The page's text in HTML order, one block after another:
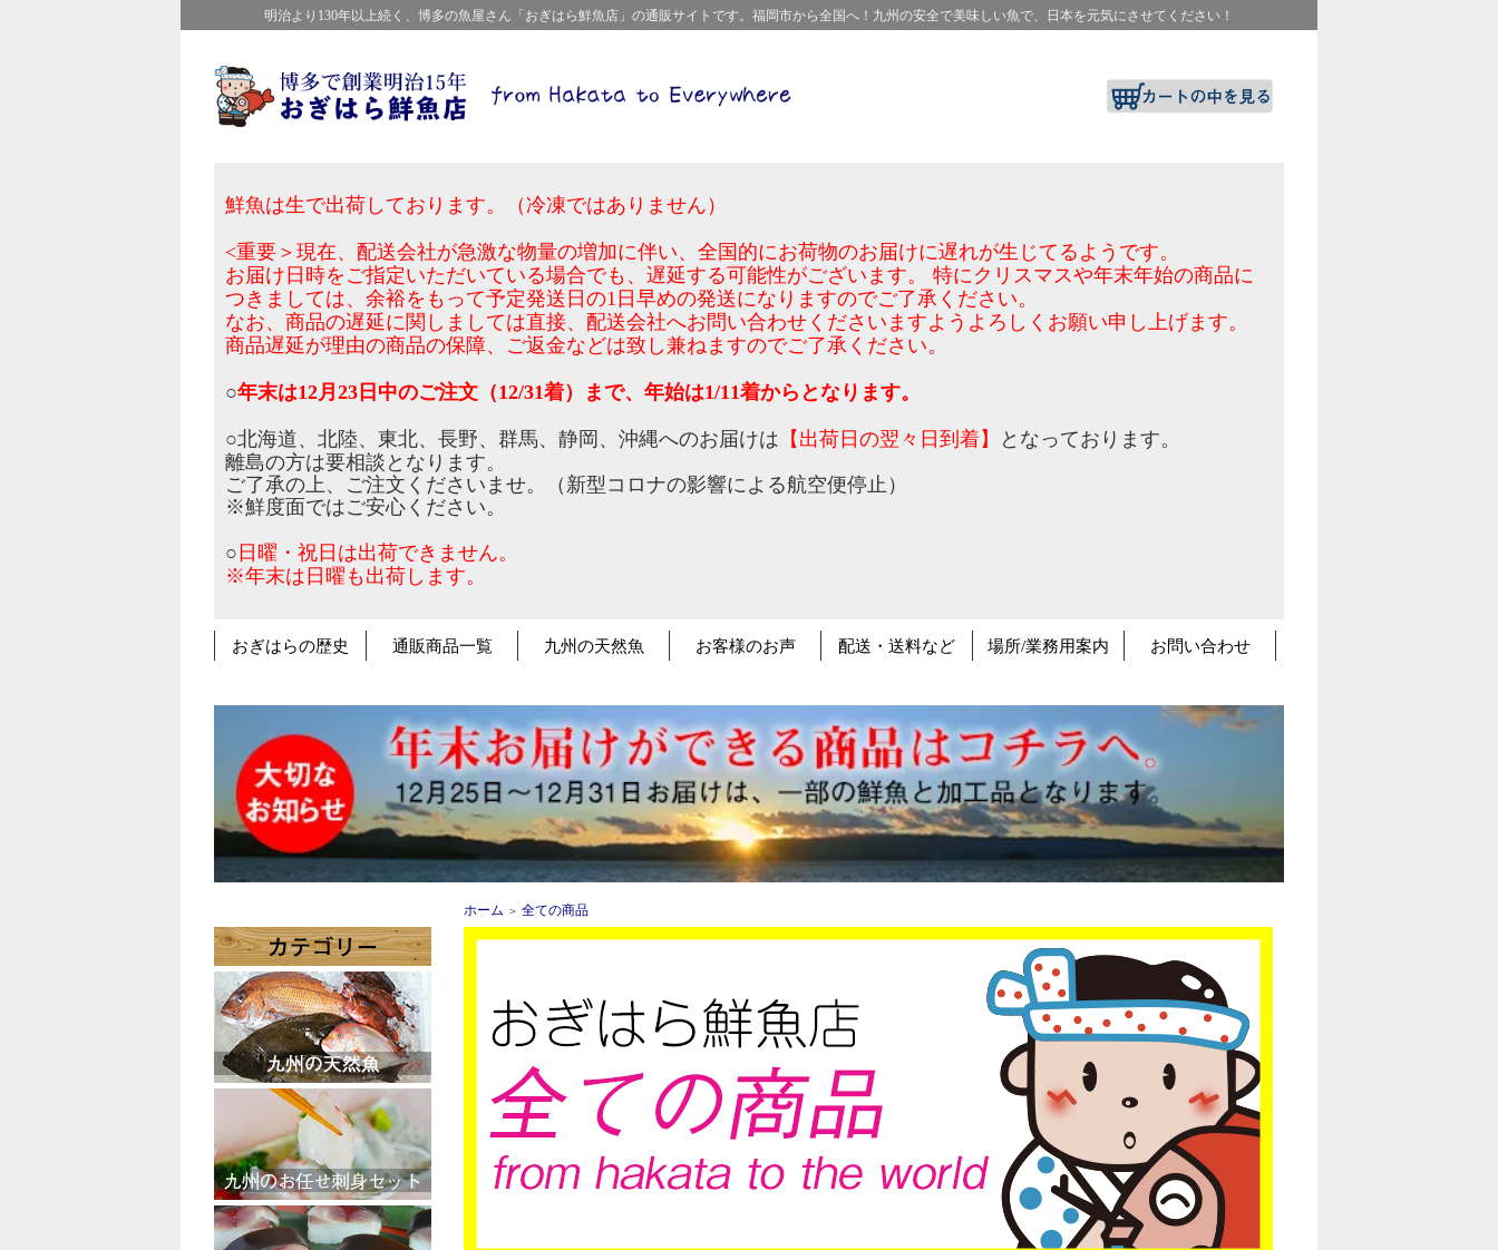
明治より130年以上続く、博多の魚屋さん「おぎはら鮮魚店」の通販サイトです。福岡市から全国へ！九州の安全で美味しい魚で、日本を元気にさせてください！
鮮魚は生で出荷しております。（冷凍ではありません）
<重要＞現在、配送会社が急激な物量の増加に伴い、全国的にお荷物のお届けに遅れが生じてるようです。
お届け日時をご指定いただいている場合でも、遅延する可能性がございます。 特にクリスマスや年末年始の商品に
つきましては、余裕をもって予定発送日の1日早めの発送になりますのでご了承ください。
なお、商品の遅延に関しましては直接、配送会社へお問い合わせくださいますようよろしくお願い申し上げます。
商品遅延が理由の商品の保障、ご返金などは致し兼ねますのでご了承ください。
○年末は12月23日中のご注文（12/31着）まで、年始は1/11着からとなります。
○北海道、北陸、東北、長野、群馬、静岡、沖縄へのお届けは 【出荷日の翌々日到着】
となっております。
離島の方は要相談となります。
ご了承の上、ご注文くださいませ。（新型コロナの影響による航空便停止）
※鮮度面ではご安心ください。
○ 日曜・祝日は出荷できません。
※年末は日曜も出荷します。
おぎはらの歴史 通販商品一覧 九州の天然魚 お客様のお声 配送・送料など 場所/業務用案内 お問い合わせ
ホーム ＞ 全ての商品